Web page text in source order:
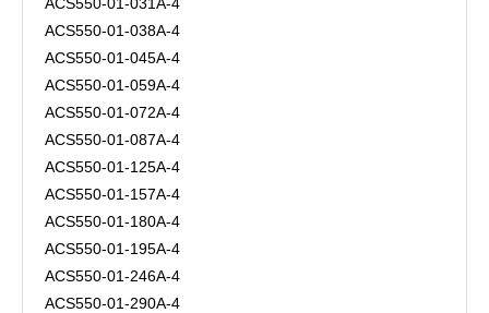
ACS550-01-038A-4
ACS550-01-045A-4
ACS550-01-059A-4
ACS550-01-072A-4
ACS550-01-087A-4
ACS550-01-125A-4
ACS550-01-157A-4
ACS550-01-180A-4
ACS550-01-195A-4
ACS550-01-246A-4
ACS550-01-290A-4